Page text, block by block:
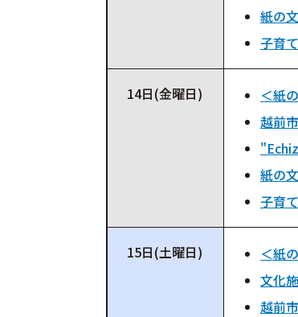
紙の
子育
14日(金曜日)
＜紙
越前
紙の
子育
15日(土曜日)
＜紙
文化
越前